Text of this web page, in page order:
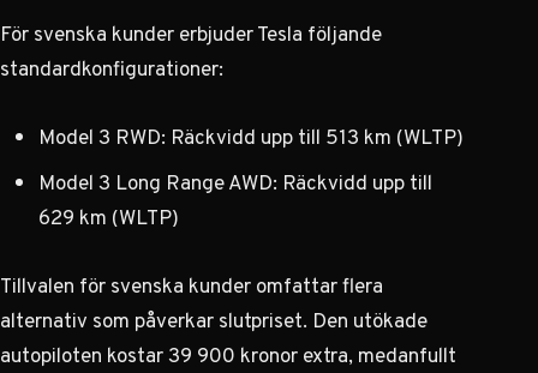
För svenska kunder erbjuder Tesla följande
standardkonfigurationer:
Model 3 RWD: Räckvidd upp till 513 km (WLTP)
Model 3 Long Range AWD: Räckvidd upp till
629 km (WLTP)
Tillvalen för svenska kunder omfattar flera
alternativ som påverkar slutpriset. Den utökade
autopiloten kostar 39 900 kronor extra, medanfullt